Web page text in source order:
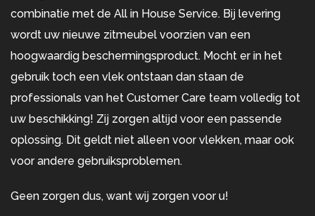
combinatie met de All in House Service. Bij levering
wordt uw nieuwe zitmeubel voorzien van een
hoogwaardig beschermingsproduct. Mocht er in het
gebruik toch een vlek ontstaan dan staan de
professionals van het Customer Care team volledig tot
uw beschikking! Zij zorgen altijd voor een passende
oplossing. Dit geldt niet alleen voor vlekken, maar ook
voor andere gebruiksproblemen.
Geen zorgen dus, want wij zorgen voor u!